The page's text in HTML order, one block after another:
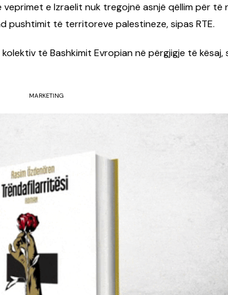
e Izraelit nuk tregojnë asnjë qëllim për të
pushtimit të territoreve palestineze, sipas RTE.
të Bashkimit Evropian në përgjigje të kësaj,
MARKETING